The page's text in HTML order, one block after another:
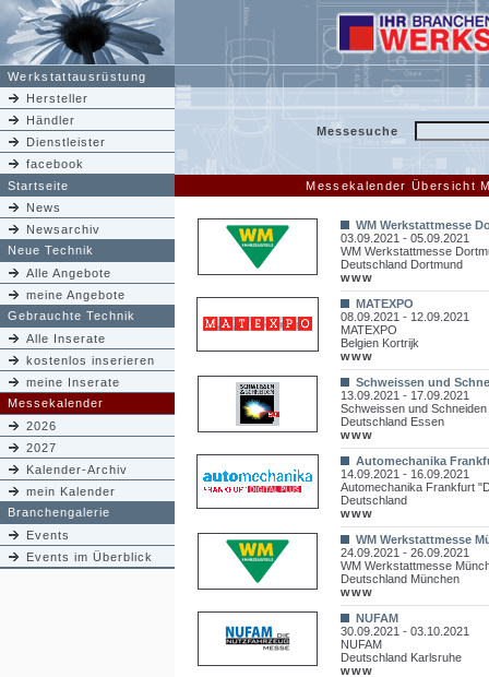
Werkstattausrüstung
Hersteller
Händler
Dienstleister
facebook
Messesuche
Startseite
Messekalender Übersicht
News
Newsarchiv
Neue Technik
Alle Angebote
meine Angebote
Gebrauchte Technik
Alle Inserate
kostenlos inserieren
meine Inserate
Messekalender
2026
2027
Kalender-Archiv
mein Kalender
Branchengalerie
Events
Events im Überblick
WM Werkstattmesse
03.09.2021 - 05.09.2021
WM Werkstattmesse
Deutschland Dortmund
www
MATEXPO
08.09.2021 - 12.09.2021
MATEXPO
Belgien Kortrijk
www
Schweissen und
13.09.2021 - 17.09.2021
Schweissen und Schneiden
Deutschland Essen
www
Automechanika
14.09.2021 - 16.09.2021
Automechanika Frankfurt
Deutschland
www
WM Werkstattmesse
24.09.2021 - 26.09.2021
WM Werkstattmesse
Deutschland München
www
NUFAM
30.09.2021 - 03.10.2021
NUFAM
Deutschland Karlsruhe
www